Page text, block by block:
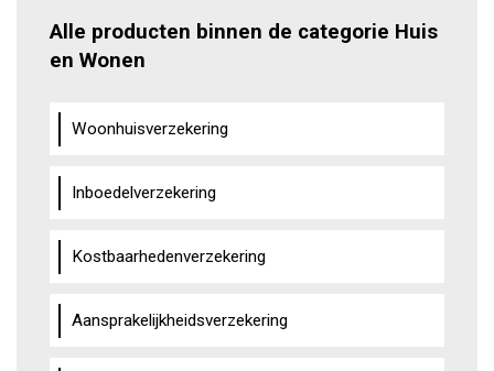
Alle producten binnen de categorie Huis
en Wonen
Woonhuisverzekering
Inboedelverzekering
Kostbaarhedenverzekering
Aansprakelijkheidsverzekering